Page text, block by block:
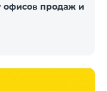
офисов продаж и